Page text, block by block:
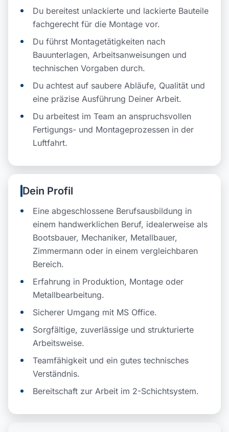
Du bereitest unlackierte und lackierte Bauteile
fachgerecht für die Montage vor.
Du führst Montagetätigkeiten nach
Bauunterlagen, Arbeitsanweisungen und
technischen Vorgaben durch.
Du achtest auf saubere Abläufe, Qualität und
eine präzise Ausführung Deiner Arbeit.
Du arbeitest im Team an anspruchsvollen
Fertigungs- und Montageprozessen in der
Luftfahrt.
Dein Profil
Eine abgeschlossene Berufsausbildung in
einem handwerklichen Beruf, idealerweise als
Bootsbauer, Mechaniker, Metallbauer,
Zimmermann oder in einem vergleichbaren
Bereich.
Erfahrung in Produktion, Montage oder
Metallbearbeitung.
Sicherer Umgang mit MS Office.
Sorgfältige, zuverlässige und strukturierte
Arbeitsweise.
Teamfähigkeit und ein gutes technisches
Verständnis.
Bereitschaft zur Arbeit im 2-Schichtsystem.